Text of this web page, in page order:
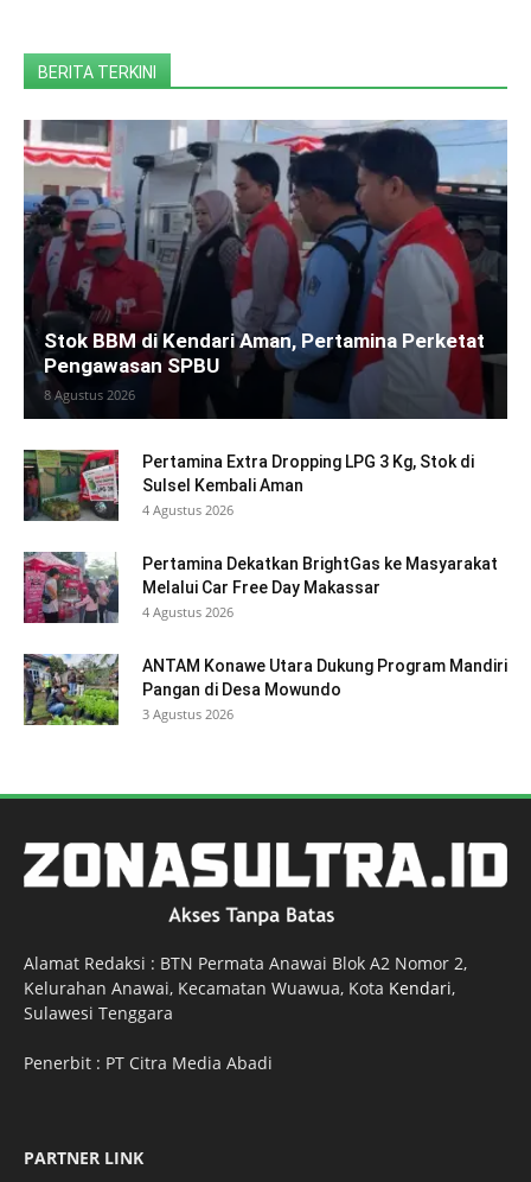
BERITA TERKINI
Stok BBM di Kendari Aman, Pertamina Perketat
Pengawasan SPBU
8 Agustus 2026
Pertamina Extra Dropping LPG 3 Kg, Stok di
Sulsel Kembali Aman
4 Agustus 2026
Pertamina Dekatkan BrightGas ke Masyarakat
Melalui Car Free Day Makassar
4 Agustus 2026
ANTAM Konawe Utara Dukung Program Mandiri
Pangan di Desa Mowundo
3 Agustus 2026
Alamat Redaksi : BTN Permata Anawai Blok A2 Nomor 2,
Kelurahan Anawai, Kecamatan Wuawua, Kota Kendari,
Sulawesi Tenggara
Penerbit : PT Citra Media Abadi
PARTNER LINK